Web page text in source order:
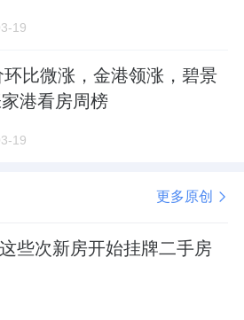
19
比微涨，金港领涨，碧景
港看房周榜
19
更多原创
些次新房开始挂牌二手房